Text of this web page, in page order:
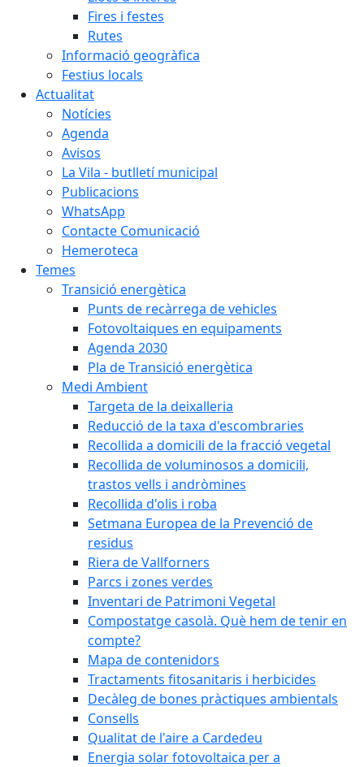
Fires i festes
Rutes
Informació geogràfica
Festius locals
Actualitat
Notícies
Agenda
Avisos
La Vila - butlletí municipal
Publicacions
WhatsApp
Contacte Comunicació
Hemeroteca
Temes
Transició energètica
Punts de recàrrega de vehicles
Fotovoltaiques en equipaments
Agenda 2030
Pla de Transició energètica
Medi Ambient
Targeta de la deixalleria
Reducció de la taxa d'escombraries
Recollida a domicili de la fracció vegetal
Recollida de voluminosos a domicili,
trastos vells i andròmines
Recollida d'olis i roba
Setmana Europea de la Prevenció de
residus
Riera de Vallforners
Parcs i zones verdes
Inventari de Patrimoni Vegetal
Compostatge casolà. Què hem de tenir en
compte?
Mapa de contenidors
Tractaments fitosanitaris i herbicides
Decàleg de bones pràctiques ambientals
Consells
Qualitat de l'aire a Cardedeu
Energia solar fotovoltaica per a